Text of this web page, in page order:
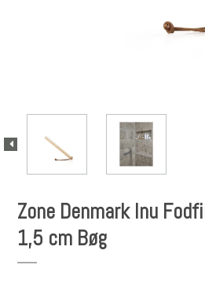
Zone Denmark Inu
1,5 cm Bøg